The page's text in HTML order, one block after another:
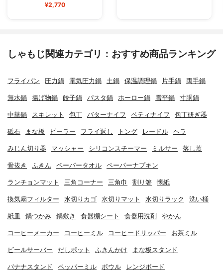
¥2,770
しゃもじ関連カテゴリ：おすすめ商品ランキング
フライパン 圧力鍋 電気圧力鍋 土鍋 保温調理鍋 片手鍋 両手鍋
無水鍋 揚げ物鍋 餃子鍋 パスタ鍋 ホーロー鍋 雪平鍋 寸胴鍋
中華鍋 スキレット 包丁 バターナイフ ペティナイフ 包丁研ぎ器
砥石 まな板 ピーラー フライ返し トング レードル ヘラ
みじん切り器 マッシャー シリコンスチーマー ミルサー 落し蓋
骨抜き ふきん ペーパータオル ペーパーナプキン
ランチョンマット 三角コーナー 三角巾 割り箸 懐紙
換気扇フィルター 水切りカゴ 水切りマット 水切りラック 洗い桶
紙皿 鍋つかみ 鍋敷き 食器棚シート 食器用洗剤 やかん
コーヒーメーカー コーヒーミル コーヒードリッパー お茶ミル
ビールサーバー だしポット ふきんかけ まな板スタンド
バナナスタンド ペッパーミル ボウル レンジボード